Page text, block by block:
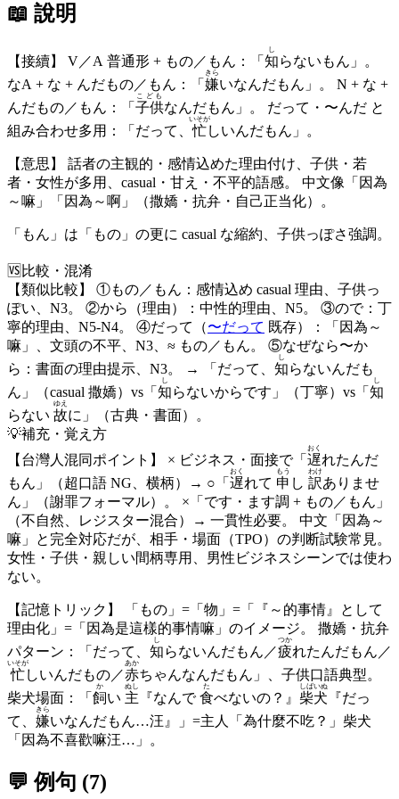
📖 說明
【接續】 V／A 普通形 + もの／もん：「 知
し
らないもん」。
なA + な + んだもの／もん：「 嫌
きら
いなんだもん」。 N + な +
んだもの／もん：「 子供
こども
なんだもん」。 だって・〜んだ と
組み合わせ多用：「だって、忙
いそが
しいんだもん」。
【意思】 話者の主観的・感情込めた理由付け、子供・若
者・女性が多用、casual・甘え・不平的語感。 中文像「因為
～嘛」「因為～啊」（撒嬌・抗弁・自己正当化）。
「もん」は「もの」の更に casual な縮約、子供っぽさ強調。
🆚 比較・混淆
【類似比較】 ①もの／もん：感情込め casual 理由、子供っ
ぽい、N3。 ②から（理由）：中性的理由、N5。 ③ので：丁
寧的理由、N5-N4。 ④だって（〜だって 既存）：「因為～
嘛」、文頭の不平、N3、≈ もの／もん。 ⑤なぜなら〜か
ら：書面の理由提示、N3。 → 「だって、 知
し
らないんだも
ん」（casual 撒嬌）vs「 知
し
らないからです」（丁寧）vs「 知
し
らない 故
ゆえ
に」（古典・書面）。
💡補充・覚え方
【台灣人混同ポイント】 × ビジネス・面接で「 遅
おく
れたんだ
もん」（超口語 NG、横柄）→ ○「 遅
おく
れて 申
もう
し 訳
わけ
ありませ
ん」（謝罪フォーマル）。 ×「です・ます調 + もの／もん」
（不自然、レジスター混合）→ 一貫性必要。 中文「因為～
嘛」と完全対応だが、相手・場面（TPO）の判断試験常見。
女性・子供・親しい間柄専用、男性ビジネスシーンでは使わ
ない。
【記憶トリック】 「もの」=「物」=「『～的事情』として
理由化」=「因為是這樣的事情嘛」のイメージ。 撒嬌・抗弁
パターン：「だって、 知
し
らないんだもん／疲
つか
れたんだもん／
忙
いそが
しいんだもの／赤
あか
ちゃんなんだもん」、子供口語典型。
柴犬場面：「 飼
か
い 主
ぬし
『なんで食
た
べないの？』 柴犬
しばいぬ
『だっ
て、 嫌
きら
いなんだもん…汪』」=主人「為什麼不吃？」柴犬
「因為不喜歡嘛汪…」。
💬 例句 (7)